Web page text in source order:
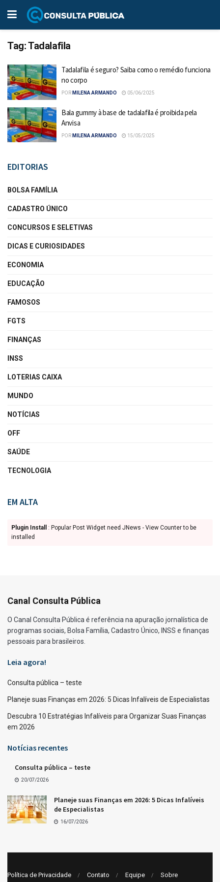
Tag:Tadalafila
Tadalafila é seguro? Saiba como o remédio funciona
no corpo
POR MILENA ARMANDO 05/06/2025
Bala gummy à base de tadalafila é proibida pela
Anvisa
POR MILENA ARMANDO 15/05/2025
EDITORIAS
BOLSA FAMÍLIA
CADASTRO ÚNICO
CONCURSOS E SELETIVAS
DICAS E CURIOSIDADES
ECONOMIA
EDUCAÇÃO
FAMOSOS
FGTS
FINANÇAS
INSS
LOTERIAS CAIXA
MUNDO
NOTÍCIAS
OFF
SAÚDE
TECNOLOGIA
EM ALTA
Plugin Install
: Popular Post Widget need JNews - View Counter to be
installed
Canal Consulta Pública
O Canal Consulta Pública é referência na apuração jornalística de
programas sociais, Bolsa Família, Cadastro Único, INSS e finanças
pessoais para brasileiros.
Leia agora!
Consulta pública – teste
Planeje suas Finanças em 2026: 5 Dicas Infalíveis de Especialistas
Descubra 10 Estratégias Infalíveis para Organizar Suas Finanças
em 2026
Notícias recentes
Consulta pública – teste
20/07/2026
Planeje suas Finanças em 2026: 5 Dicas Infalíveis
de Especialistas
16/07/2026
Política de Privacidade Contato Equipe Sobre